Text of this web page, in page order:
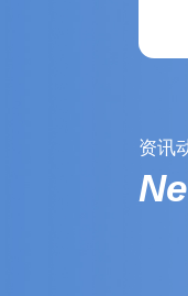
资讯